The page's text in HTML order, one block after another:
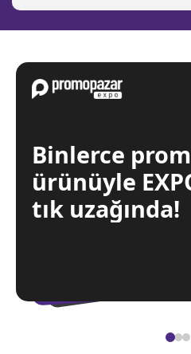
Binlerce
ürünüyle
tık uzağında!